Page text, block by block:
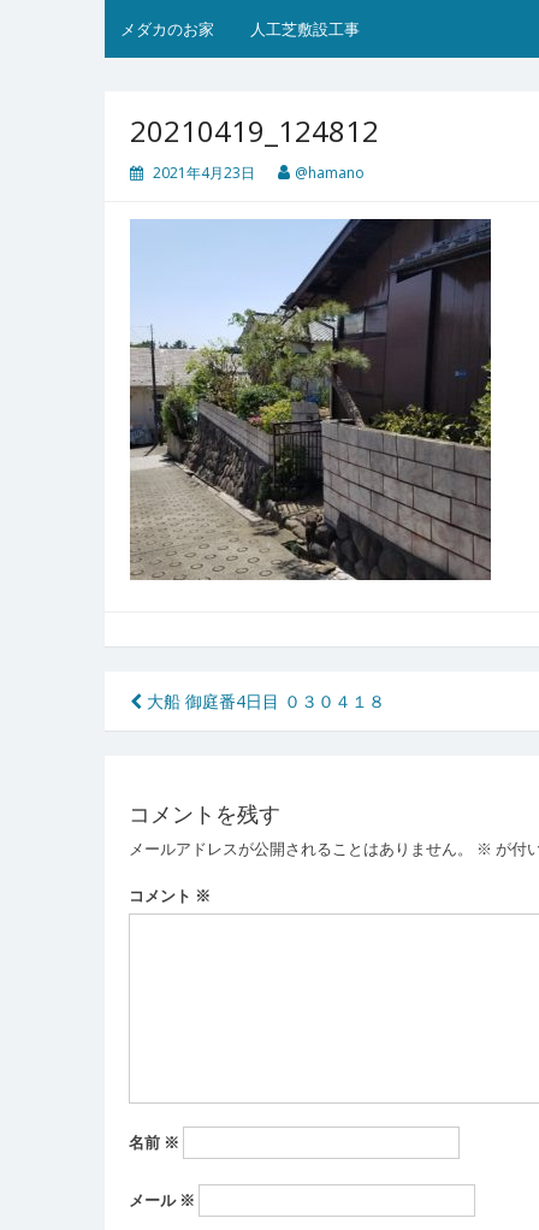
メダカのお家 人工芝敷設工事
20210419_124812
2021年4月23日 @hamano
投
稿
ビ
ゲ
ー
大船 御庭番4日目 ０３０４１８
コメントを残す
メールアドレスが公開されることはありません。 ※ が付
コメント ※
名前 ※
メール ※